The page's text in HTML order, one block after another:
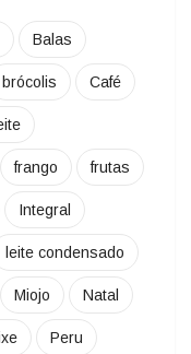
Balas
brócolis Café
frango frutas
Integral
leite condensado
Miojo Natal
Peru